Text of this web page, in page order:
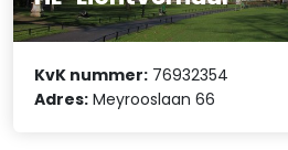
KvK nummer: 76932354
Adres: Meyrooslaan 66